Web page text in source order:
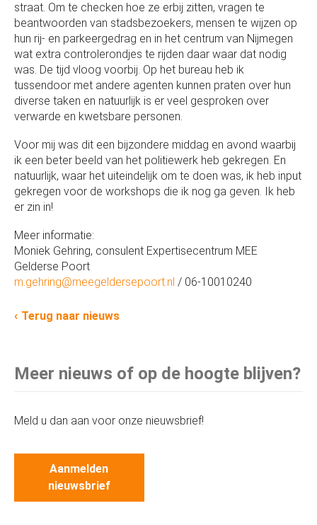
straat. Om te checken hoe ze erbij zitten, vragen te
beantwoorden van stadsbezoekers, mensen te wijzen op
hun rij- en parkeergedrag en in het centrum van Nijmegen
wat extra controlerondjes te rijden daar waar dat nodig
was. De tijd vloog voorbij. Op het bureau heb ik
tussendoor met andere agenten kunnen praten over hun
diverse taken en natuurlijk is er veel gesproken over
verwarde en kwetsbare personen.
Voor mij was dit een bijzondere middag en avond waarbij
ik een beter beeld van het politiewerk heb gekregen. En
natuurlijk, waar het uiteindelijk om te doen was, ik heb input
gekregen voor de workshops die ik nog ga geven. Ik heb
er zin in!
Meer informatie:
Moniek Gehring, consulent Expertisecentrum MEE
Gelderse Poort
m.gehring@meegeldersepoort.nl / 06-10010240
Terug naar nieuws
Meer nieuws of op de hoogte blijven?
Meld u dan aan voor onze nieuwsbrief!
Aanmelden
nieuwsbrief